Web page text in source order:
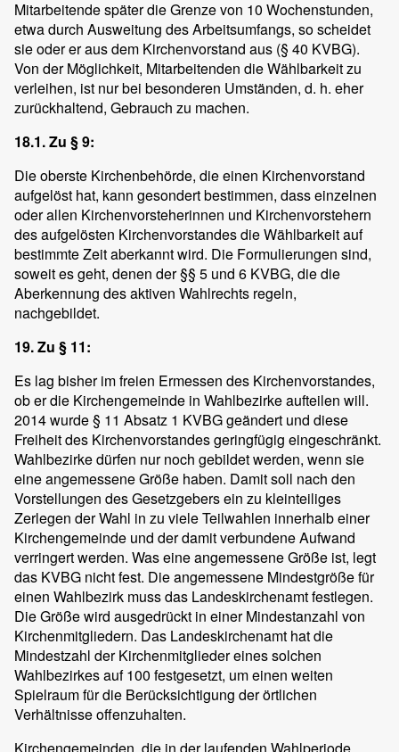
Mitarbeitende später die Grenze von 10 Wochenstunden,
etwa durch Ausweitung des Arbeitsumfangs, so scheidet
sie oder er aus dem Kirchenvorstand aus (§ 40 KVBG).
Von der Möglichkeit, Mitarbeitenden die Wählbarkeit zu
verleihen, ist nur bei besonderen Umständen, d. h. eher
zurückhaltend, Gebrauch zu machen.
18.1. Zu § 9:
Die oberste Kirchenbehörde, die einen Kirchenvorstand
aufgelöst hat, kann gesondert bestimmen, dass einzelnen
oder allen Kirchenvorsteherinnen und Kirchenvorstehern
des aufgelösten Kirchenvorstandes die Wählbarkeit auf
bestimmte Zeit aberkannt wird. Die Formulierungen sind,
soweit es geht, denen der §§ 5 und 6 KVBG, die die
Aberkennung des aktiven Wahlrechts regeln,
nachgebildet.
19. Zu § 11:
Es lag bisher im freien Ermessen des Kirchenvorstandes,
ob er die Kirchengemeinde in Wahlbezirke aufteilen will.
2014 wurde § 11 Absatz 1 KVBG geändert und diese
Freiheit des Kirchenvorstandes geringfügig eingeschränkt.
Wahlbezirke dürfen nur noch gebildet werden, wenn sie
eine angemessene Größe haben. Damit soll nach den
Vorstellungen des Gesetzgebers ein zu kleinteiliges
Zerlegen der Wahl in zu viele Teilwahlen innerhalb einer
Kirchengemeinde und der damit verbundene Aufwand
verringert werden. Was eine angemessene Größe ist, legt
das KVBG nicht fest. Die angemessene Mindestgröße für
einen Wahlbezirk muss das Landeskirchenamt festlegen.
Die Größe wird ausgedrückt in einer Mindestanzahl von
Kirchenmitgliedern. Das Landeskirchenamt hat die
Mindestzahl der Kirchenmitglieder eines solchen
Wahlbezirkes auf 100 festgesetzt, um einen weiten
Spielraum für die Berücksichtigung der örtlichen
Verhältnisse offenzuhalten.
Kirchengemeinden, die in der laufenden Wahlperiode